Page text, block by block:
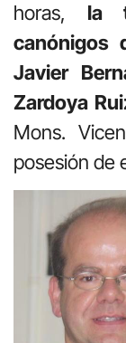
horas, la
canónigos
Javier
Zardoya
Mons.
posesión de